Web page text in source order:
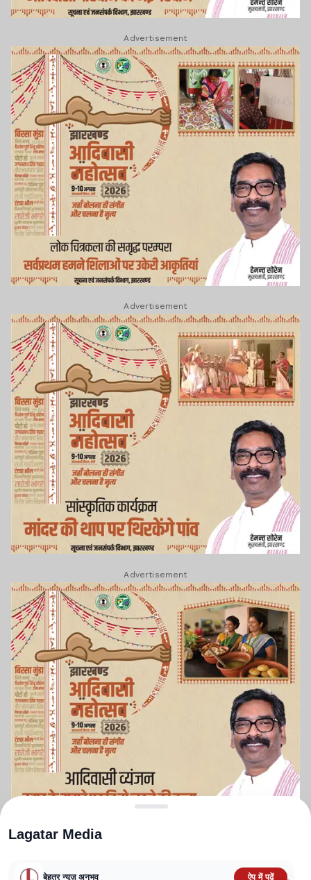
Advertisement
Advertisement
Advertisement
Lagatar Media
बेहतर न्यूज़ अनुभव ऐप में पढ़ें